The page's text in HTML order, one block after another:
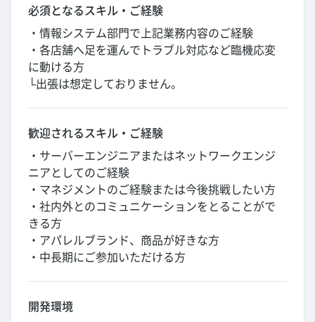
必須となるスキル・ご経験
・情報システム部門で上記業務内容のご経験
・各店舗へ足を運んでトラブル対応など臨機応変
に動ける方
└出張は想定しておりません。
歓迎されるスキル・ご経験
・サーバーエンジニアまたはネットワークエンジ
ニアとしてのご経験
・マネジメントのご経験または今後挑戦したい方
・社内外とのコミュニケーションをとることがで
きる方
・アパレルブランド、商品が好きな方
・中長期にご参加いただける方
開発環境